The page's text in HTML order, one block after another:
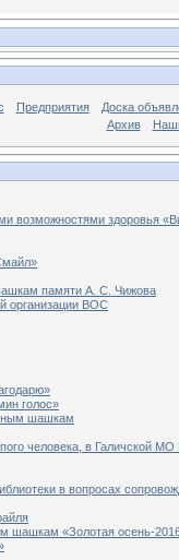
Предприятия
Доска
Архив
возможностями здоровья
памяти А. С. Чижова
организации ВОС
голос»
шашкам
человека, в Галичской
в вопросах
шашкам «Золотая осень-